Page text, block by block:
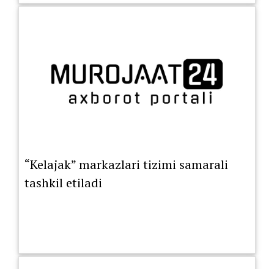
“Kelajak” markazlari tizimi samarali
tashkil etiladi